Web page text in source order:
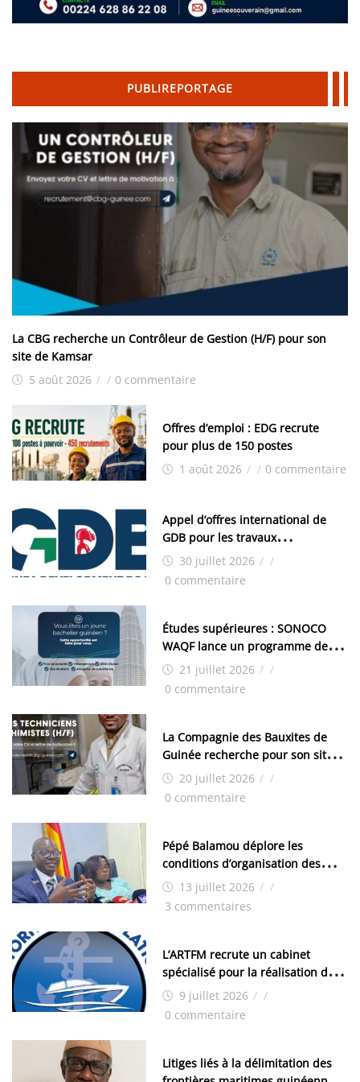
PUBLIREPORTAGE
La CBG recherche un Contrôleur de Gestion (H/F) pour son
site de Kamsar
5 août 2026 / / 0 commentaire
Offres d’emploi : EDG recrute
pour plus de 150 postes
1 août 2026 / / 0 commentaire
Appel d’offres international de
GDB pour les travaux
d’aménagement de la zone
industrielle de FANDJE (PAZIF)
30 juillet 2026 / /
0 commentaire
Études supérieures : SONOCO
WAQF lance un programme de
bourses pour la Malaisie
21 juillet 2026 / /
0 commentaire
La Compagnie des Bauxites de
Guinée recherche pour son site
de Kamsar des techniciens
chimistes (H/F)
20 juillet 2026 / /
0 commentaire
Pépé Balamou déplore les
conditions d’organisation des
examens nationaux : « Si ce sont
les élections, on trouve tous les
13 juillet 2026 / /
3 commentaires
L’ARTFM recrute un cabinet
spécialisé pour la réalisation des
études techniques
9 juillet 2026 / /
0 commentaire
Litiges liés à la délimitation des